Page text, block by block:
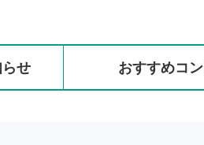
せ おすすめコ